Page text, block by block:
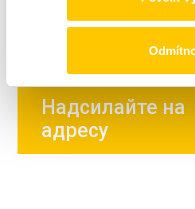
Я підтверджую, що даю
персональних даних
Надсилайте на
адресу